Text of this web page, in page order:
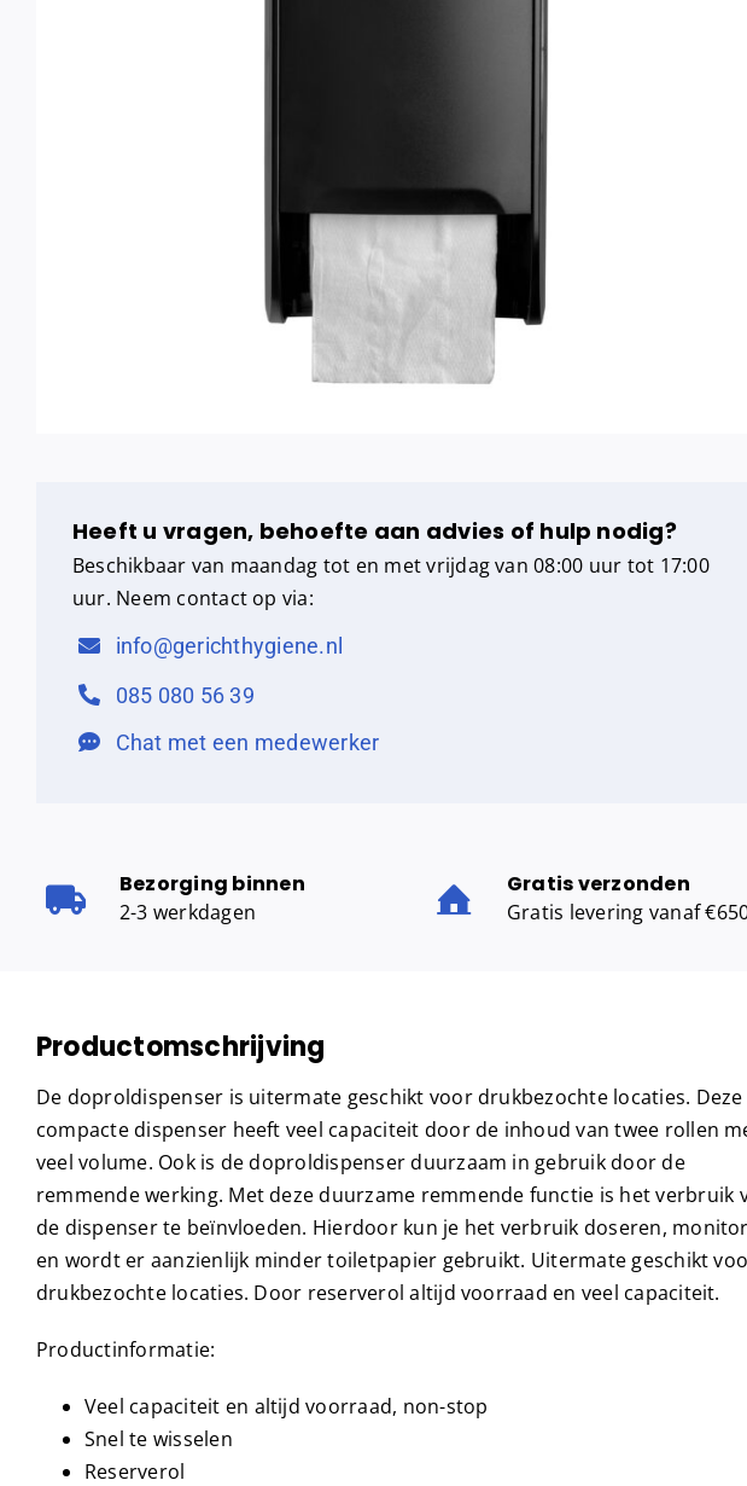
Heeft u vragen, behoefte aan advies of hulp nodig?
Beschikbaar van maandag tot en met vrijdag van 08:00 uur tot 17:00
uur. Neem contact op via:
info@gerichthygiene.nl
085 080 56 39
Chat met een medewerker
Bezorging binnen
2-3 werkdagen
Gratis verzonden
Gratis levering vanaf
Productomschrijving
De doproldispenser is uitermate geschikt voor drukbezochte locaties. Deze
compacte dispenser heeft veel capaciteit door de inhoud van twee rollen
veel volume. Ook is de doproldispenser duurzaam in gebruik door de
remmende werking. Met deze duurzame remmende functie is het verbruik
de dispenser te beïnvloeden. Hierdoor kun je het verbruik doseren,
en wordt er aanzienlijk minder toiletpapier gebruikt. Uitermate geschikt
drukbezochte locaties. Door reserverol altijd voorraad en veel capaciteit.
Productinformatie:
Veel capaciteit en altijd voorraad, non-stop
Snel te wisselen
Reserverol